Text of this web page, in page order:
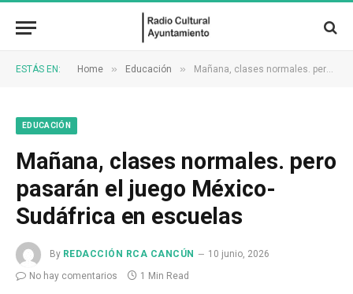
ESTÁS EN: Home » Educación » Mañana, clases normales. pero pasarán el juego México-Sudáfrica en escuelas
EDUCACIÓN
Mañana, clases normales. pero
pasarán el juego México-
Sudáfrica en escuelas
By REDACCIÓN RCA CANCÚN
10 junio, 2026
No hay comentarios
1 Min Read